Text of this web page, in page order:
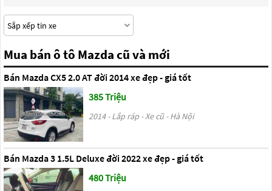
Mua bán ô tô Mazda cũ và mới
Bán Mazda CX5 2.0 AT đời 2014 xe đẹp - giá tốt
385 Triệu
2014 - Lắp ráp - Xe cũ - Hà Nội
Bán Mazda 3 1.5L Deluxe đời 2022 xe đẹp - giá tốt
480 Triệu